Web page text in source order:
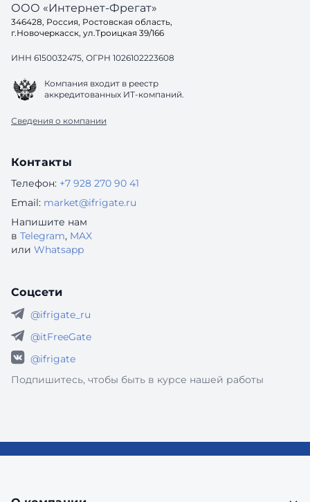
ООО «Интернет-Фрегат»
346428, Россия, Ростовская область,
г.Новочеркасск, ул.Троицкая 39/166
ИНН 6150032475, ОГРН 1026102223608
Компания входит в реестр
аккредитованных ИТ-компаний.
Сведения о компании
Контакты
Телефон: +7 928 270 90 41
Email: market@ifrigate.ru
Напишите нам
в Telegram, MAX
или Whatsapp
Соцсети
@ifrigate_ru
@itFreeGate
@ifrigate
Подпишитесь, чтобы быть в курсе нашей работы